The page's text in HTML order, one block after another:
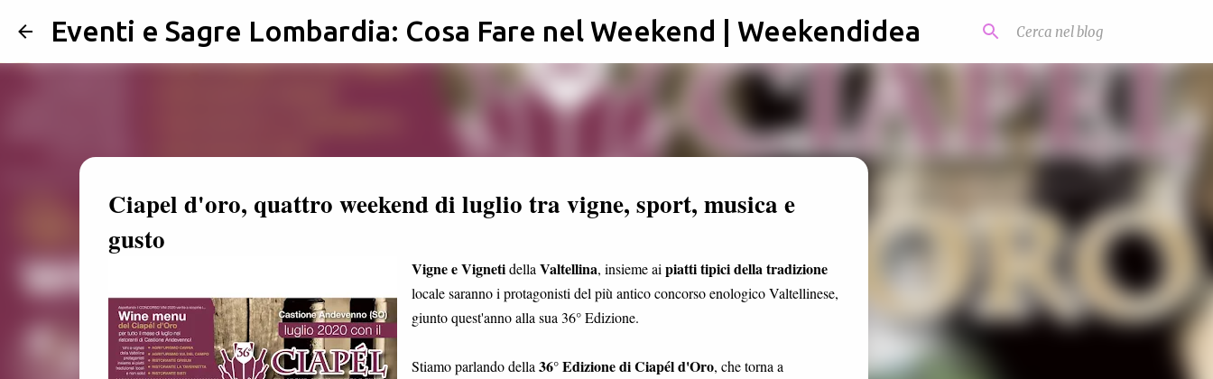
Passa ai contenuti principali
Eventi e Sagre Lombardia: Cosa Fare nel Weekend | Weekendidea
Ciapel d'oro, quattro weekend di luglio tra vigne, sport, musica e
gusto
Vigne e Vignetidella Valtellina, insieme ai piatti tipici della tradizione
locale saranno i protagonisti del più antico concorso enologico Valtellinese,
giunto quest'anno alla sua 36° Edizione.
Stiamo parlando della 36° Edizione di Ciapél d'Oro, che torna a